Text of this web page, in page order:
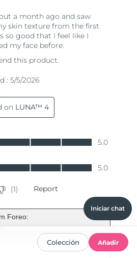
Iniciar chat
Colección Añadir